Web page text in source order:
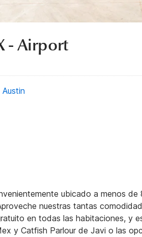
- Airport
ubicado a menos
nuestras tantas
en todas las habitaciones, y
y Catfish Parlour de Javi o las